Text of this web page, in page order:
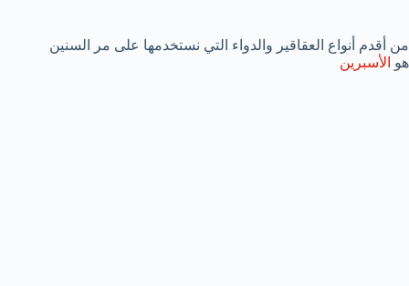
من أقدم أنواع العقاقير والدواء التي نستخدمها على مر السنين
هو الأسبرين